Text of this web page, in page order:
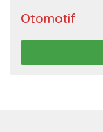
Otomotif